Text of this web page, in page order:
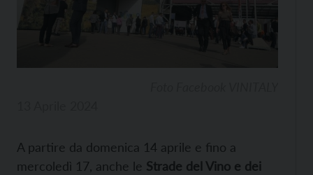
A partire da domenica 14 aprile e fino a
mercoledì 17, anche le Strade del Vino e dei